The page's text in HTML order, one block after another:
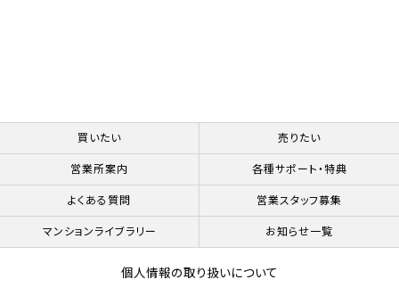
買いたい 売りたい
営業所案内 各種サポート・特典
よくある質問 営業スタッフ募集
マンションライブラリー お知らせ一覧
個人情報の取り扱いについて